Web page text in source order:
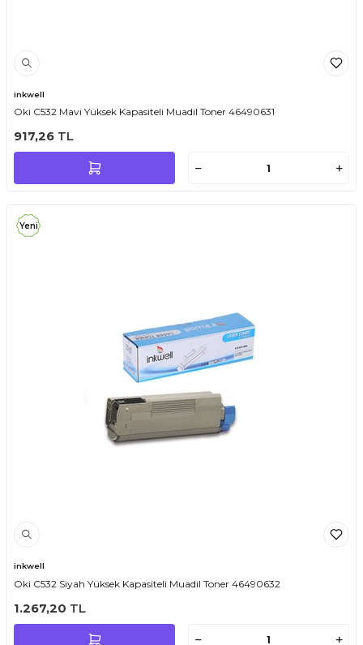
inkwell
Oki C532 Mavi Yüksek Kapasiteli Muadil Toner 46490631
917,26 TL
Yeni
inkwell
Oki C532 Siyah Yüksek Kapasiteli Muadil Toner 46490632
1.267,20 TL